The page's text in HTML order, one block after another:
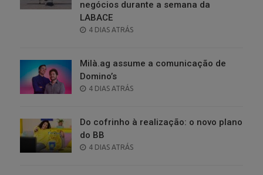
negócios durante a semana da
LABACE
POSTED
4 DIAS ATRÁS
Milà.ag assume a comunicação de
Domino’s
POSTED
4 DIAS ATRÁS
Do cofrinho à realização: o novo plano
do BB
POSTED
4 DIAS ATRÁS